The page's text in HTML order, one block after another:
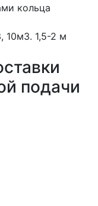
кольца
10м3. 1,5-2 м
подачи